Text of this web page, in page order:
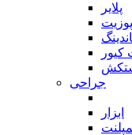
پلایر
کیور
جراحی
ابزار